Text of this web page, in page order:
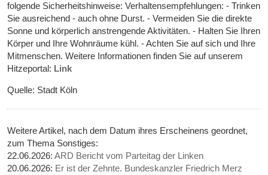
folgende Sicherheitshinweise: Verhaltensempfehlungen: - Trinken
Sie ausreichend - auch ohne Durst. - Vermeiden Sie die direkte
Sonne und körperlich anstrengende Aktivitäten. - Halten Sie Ihren
Körper und Ihre Wohnräume kühl. - Achten Sie auf sich und Ihre
Mitmenschen. Weitere Informationen finden Sie auf unserem
Hitzeportal: Link
Quelle: Stadt Köln
Weitere Artikel, nach dem Datum ihres Erscheinens geordnet,
zum Thema Sonstiges:
22.06.2026:ARD Bericht vom Parteitag der Linken
20.06.2026: Er ist der Zehnte. Bundeskanzler Friedrich Merz